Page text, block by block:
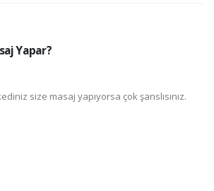
Yapar?
size masaj yapıyorsa çok şanslısınız.